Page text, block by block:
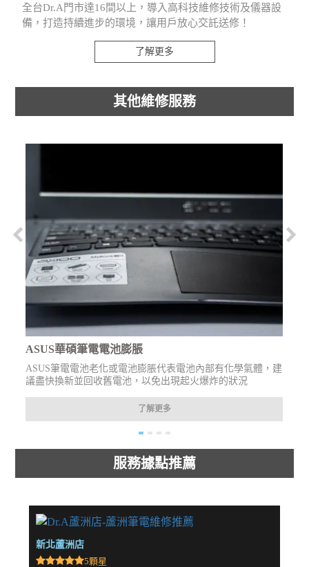
全台Dr.A門市達16間以上，導入高科技維修技術及儀器設
備，打造持續進步的環境，讓用戶放心交託送修！
了解更多
其他維修服務
ASUS華碩筆電電池膨脹
ASUS筆電電池老化或電池膨脹代表電池內部有化學氣體，建
議盡快換新並回收舊電池，以免出現起火爆炸的狀況
了解更多
服務據點推薦
新北蘆洲店
5顆星